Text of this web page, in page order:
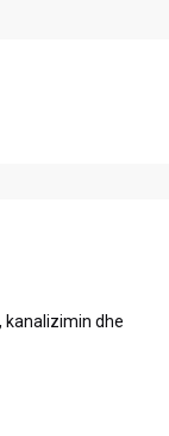
kanalizimin dhe